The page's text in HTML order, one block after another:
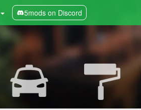
5mods on Discord